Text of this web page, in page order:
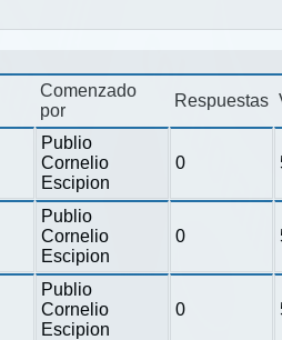
Comenzado
por
Respuestas
Publio
Cornelio
Escipion
0
Publio
Cornelio
Escipion
0
Publio
Cornelio
Escipion
0